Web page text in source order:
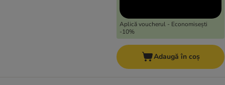
Aplică voucherul - Economisești
-10%
Adaugă în coș